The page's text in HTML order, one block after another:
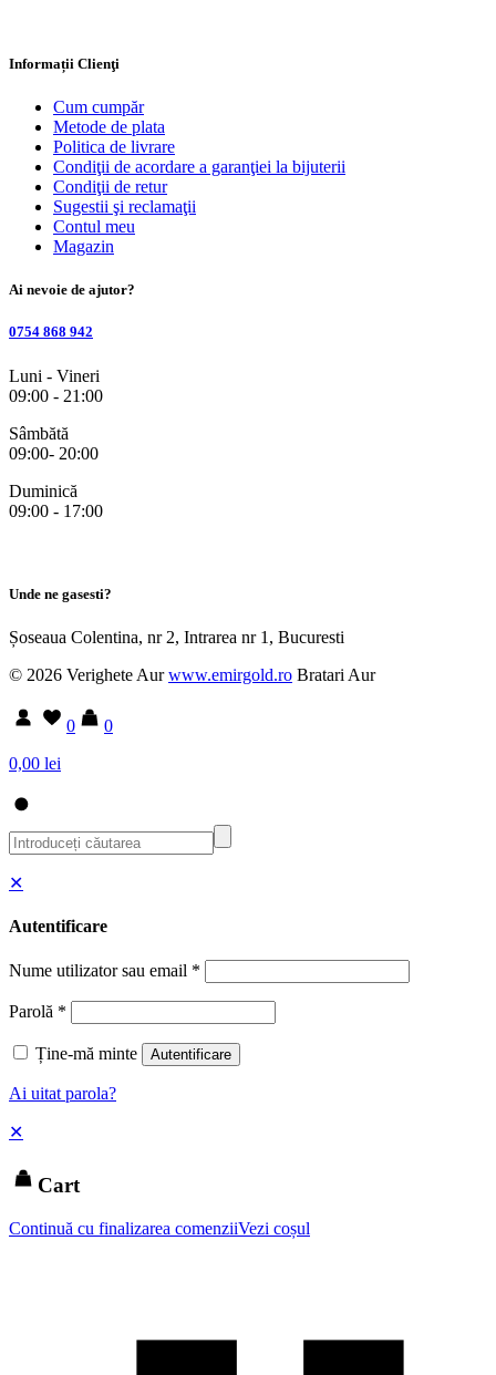
Informații Clienţi
Cum cumpăr
Metode de plata
Politica de livrare
Condiţii de acordare a garanţiei la bijuterii
Condiţii de retur
Sugestii şi reclamaţii
Contul meu
Magazin
Ai nevoie de ajutor?
0754 868 942
Luni - Vineri
09:00 - 21:00
Sâmbătă
09:00- 20:00
Duminică
09:00 - 17:00
Unde ne gasesti?
Șoseaua Colentina, nr 2, Intrarea nr 1, Bucuresti
© 2026 Verighete Aurwww.emirgold.ro Bratari Aur
0
0
0,00 lei
✕
Autentificare
Nume utilizator sau email *
Parolă *
Ține-mă minte Autentificare
Ai uitat parola?
✕
Cart
Continuă cu finalizarea comenziiVezi coșul